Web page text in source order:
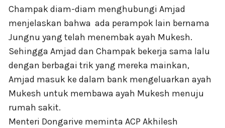
Champak diam-diam menghubungi Amjad
menjelaskan bahwa ada perampok lain bernama
Jungnu yang telah menembak ayah Mukesh.
Sehingga Amjad dan Champak bekerja sama lalu
dengan berbagai trik yang mereka mainkan,
Amjad masuk ke dalam bank mengeluarkan ayah
Mukesh untuk membawa ayah Mukesh menuju
rumah sakit.
Menteri Dongarive meminta ACP Akhilesh